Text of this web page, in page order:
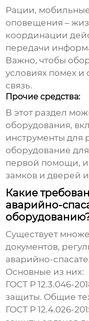
Рации,
оповещения –
координации
передачи
Важно, чтобы
условиях помех
связь.
Прочие средства:
В этот раздел
оборудования,
инструменты для
оборудование
первой помощи,
замков и дверей и
Какие
аварийно-
Существует
документов,
аварийно-
Основные из них:
ГОСТ Р 12.3.046-
защиты. Общие
ГОСТ Р 12.4.026-